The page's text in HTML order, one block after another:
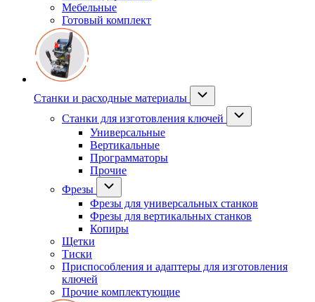
Мебельные
Готовый комплект
Станки и расходные материалы
Станки для изготовления ключей
Универсальные
Вертикальные
Программаторы
Прочие
Фрезы
Фрезы для универсальных станков
Фрезы для вертикальных станков
Копиры
Щетки
Тиски
Приспособления и адаптеры для изготовления
ключей
Прочие комплектующие